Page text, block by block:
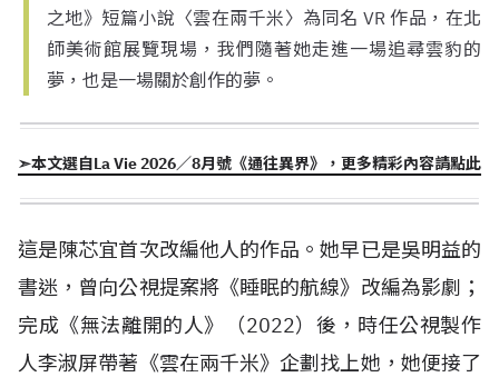
之地》短篇小說〈雲在兩千米〉為同名 VR 作品，在北
師美術館展覽現場，我們隨著她走進一場追尋雲豹的
夢，也是一場關於創作的夢。
➣本文選自La Vie 2026／8月號《通往異界》，更多精彩內容請點此
這是陳芯宜首次改編他人的作品。她早已是吳明益的
書迷，曾向公視提案將《睡眠的航線》改編為影劇；
完成《無法離開的人》（2022）後，時任公視製作
人李淑屏帶著《雲在兩千米》企劃找上她，她便接了